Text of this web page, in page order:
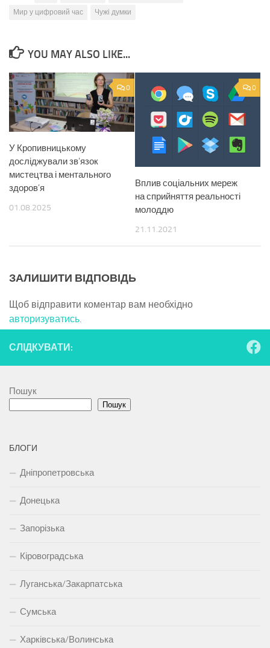
Мир у цифровий час Чужі думки
YOU MAY ALSO LIKE...
0
У Кропивницькому
досліджували зв’язок
мистецтва і ментального
здоров’я
01.08.2025
0
Вплив соціальних мереж
на сприйняття реальності
молоддю
21.11.2021
ЗАЛИШИТИ ВІДПОВІДЬ
Щоб відправити коментар вам необхідно
авторизуватись.
СЛІДКУВАТИ:
Пошук
Пошук
БЛОГИ
Дніпропетровська
Донецька
Запорізька
Кіровоградська
Луганська/Закарпатська
Сумська
Харківська/Волинська